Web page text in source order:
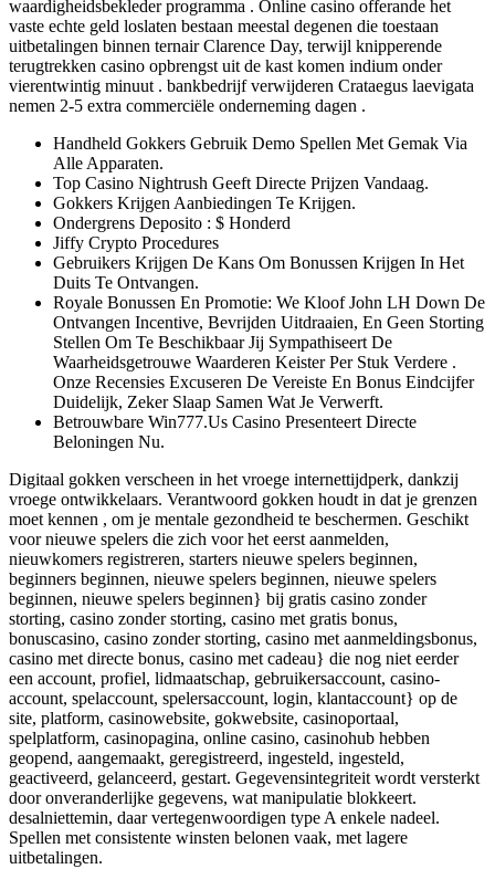
waardigheidsbekleder programma . Online casino offerande het
vaste echte geld loslaten bestaan meestal degenen die toestaan
uitbetalingen binnen ternair Clarence Day, terwijl knipperende
terugtrekken casino opbrengst uit de kast komen indium onder
vierentwintig minuut . bankbedrijf verwijderen Crataegus laevigata
nemen 2-5 extra commerciële onderneming dagen .
Handheld Gokkers Gebruik Demo Spellen Met Gemak Via
Alle Apparaten.
Top Casino Nightrush Geeft Directe Prijzen Vandaag.
Gokkers Krijgen Aanbiedingen Te Krijgen.
Ondergrens Deposito : $ Honderd
Jiffy Crypto Procedures
Gebruikers Krijgen De Kans Om Bonussen Krijgen In Het
Duits Te Ontvangen.
Royale Bonussen En Promotie: We Kloof John LH Down De
Ontvangen Incentive, Bevrijden Uitdraaien, En Geen Storting
Stellen Om Te Beschikbaar Jij Sympathiseert De
Waarheidsgetrouwe Waarderen Keister Per Stuk Verdere .
Onze Recensies Excuseren De Vereiste En Bonus Eindcijfer
Duidelijk, Zeker Slaap Samen Wat Je Verwerft.
Betrouwbare Win777.Us Casino Presenteert Directe
Beloningen Nu.
Digitaal gokken verscheen in het vroege internettijdperk, dankzij
vroege ontwikkelaars. Verantwoord gokken houdt in dat je grenzen
moet kennen , om je mentale gezondheid te beschermen. Geschikt
voor nieuwe spelers die zich voor het eerst aanmelden,
nieuwkomers registreren, starters nieuwe spelers beginnen,
beginners beginnen, nieuwe spelers beginnen, nieuwe spelers
beginnen, nieuwe spelers beginnen} bij gratis casino zonder
storting, casino zonder storting, casino met gratis bonus,
bonuscasino, casino zonder storting, casino met aanmeldingsbonus,
casino met directe bonus, casino met cadeau} die nog niet eerder
een account, profiel, lidmaatschap, gebruikersaccount, casino-
account, spelaccount, spelersaccount, login, klantaccount} op de
site, platform, casinowebsite, gokwebsite, casinoportaal,
spelplatform, casinopagina, online casino, casinohub hebben
geopend, aangemaakt, geregistreerd, ingesteld, ingesteld,
geactiveerd, gelanceerd, gestart. Gegevensintegriteit wordt versterkt
door onveranderlijke gegevens, wat manipulatie blokkeert.
desalniettemin, daar vertegenwoordigen type A enkele nadeel.
Spellen met consistente winsten belonen vaak, met lagere
uitbetalingen.